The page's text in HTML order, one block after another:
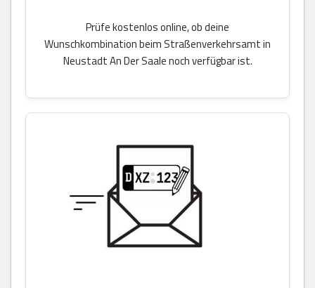
Prüfe kostenlos online, ob deine
Wunschkombination beim Straßenverkehrsamt in
Neustadt An Der Saale noch verfügbar ist.